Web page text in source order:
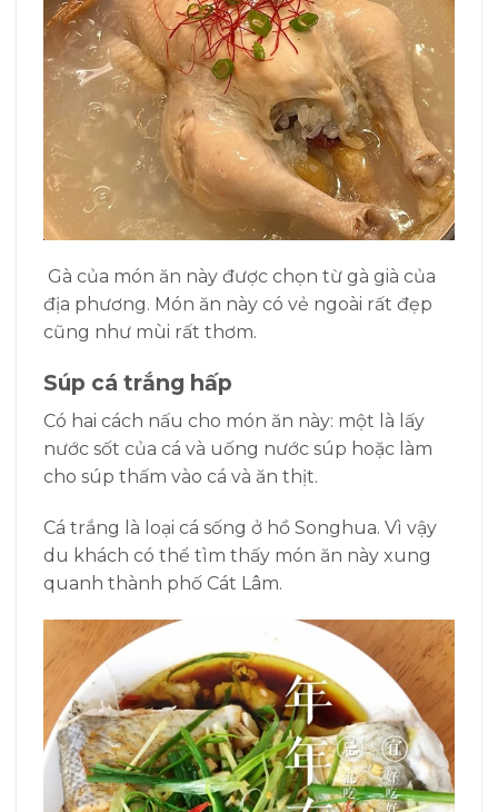
Gà của món ăn này được chọn từ gà già của
địa phương. Món ăn này có vẻ ngoài rất đẹp
cũng như mùi rất thơm.
Súp cá trắng hấp
Có hai cách nấu cho món ăn này: một là lấy
nước sốt của cá và uống nước súp hoặc làm
cho súp thấm vào cá và ăn thịt.
Cá trắng là loại cá sống ở hồ Songhua. Vì vậy
du khách có thể tìm thấy món ăn này xung
quanh thành phố Cát Lâm.